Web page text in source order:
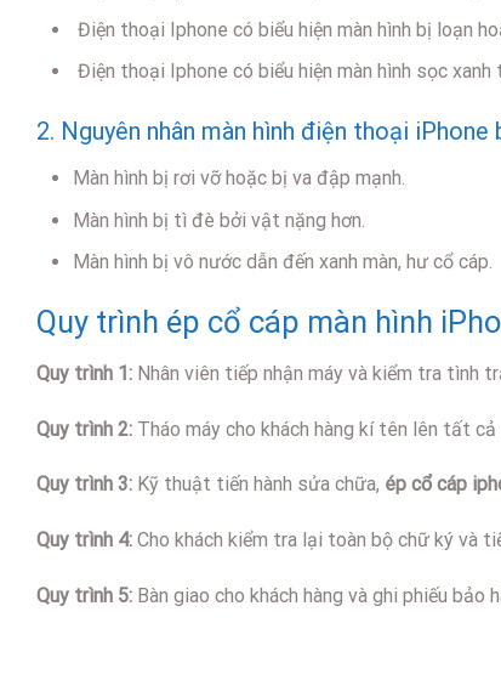
Điện thoại Iphone có biểu hiện màn hình bị loạn
Điện thoại Iphone có biểu hiện màn hình sọc
2. Nguyên nhân màn hình điện thoại iPhone
Màn hình bị rơi vỡ hoặc bị va đập mạnh.
Màn hình bị tì đè bởi vật nặng hơn.
Màn hình bị vô nước dẫn đến xanh màn, hư cổ cáp.
Quy trình ép cổ cáp màn hình
Quy trình 1: Nhân viên tiếp nhận máy và kiểm tra tình
Quy trình 2: Tháo máy cho khách hàng kí tên lên tất cả
Quy trình 3: Kỹ thuật tiến hành sửa chữa, ép cổ cáp
Quy trình 4: Cho khách kiểm tra lại toàn bộ chữ ký và
Quy trình 5: Bàn giao cho khách hàng và ghi phiếu bảo